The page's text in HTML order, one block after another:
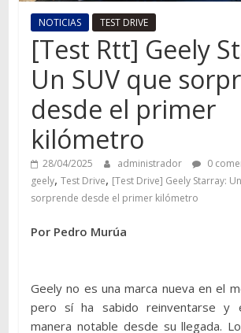
NOTICIAS TEST DRIVE
[Test Rtt] Geely
Un SUV que
desde el primer
kilómetro
28/04/2025 administrador
0
geely, Test Drive, [Test Drive] Geely Starray:
sorprende desde el primer kilómetro
Por Pedro Murúa
Geely no es una marca nueva en el
pero sí ha sabido reinventarse y
manera notable desde su llegada.